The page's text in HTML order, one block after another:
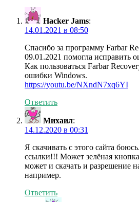
Hacker Jams:
14.01.2021 в 08:50
Спасибо за программу Farbar
09.01.2021 помогла исправить
Как пользоваться Farbar
ошибки Windows.
https://youtu.be/NXndN7xq6YI
Ответить
Михаил:
14.12.2020 в 00:31
Я скачивать с этого сайта
ссылки!!! Может зелёная
может и скачать и разрешение
например.
Ответить